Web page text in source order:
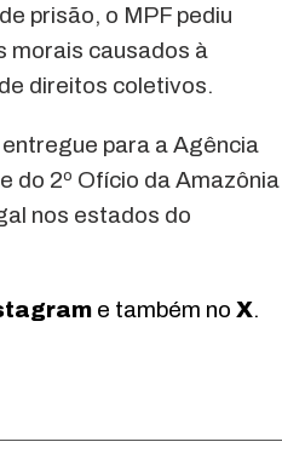
prisão, o MPF pediu
morais causados à
direitos coletivos.
para a Agência
do 2º Ofício da Amazônia
nos estados do
e também no X.